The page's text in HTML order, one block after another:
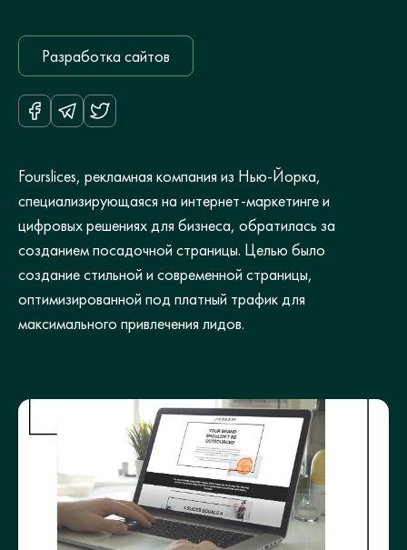
Разработка сайтов
Fourslices, рекламная компания из Нью-Йорка,
специализирующаяся на интернет-маркетинге и
цифровых решениях для бизнеса, обратилась за
созданием посадочной страницы. Целью было
создание стильной и современной страницы,
оптимизированной под платный трафик для
максимального привлечения лидов.